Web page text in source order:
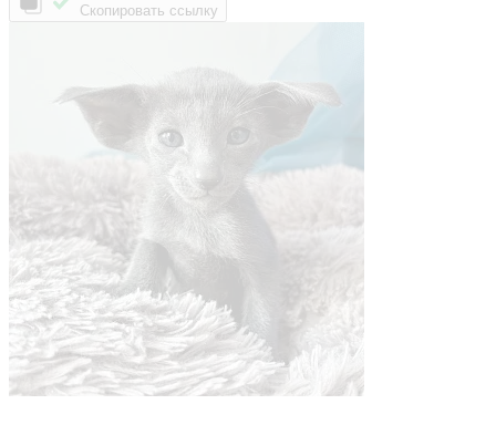
Скопировать ссылку